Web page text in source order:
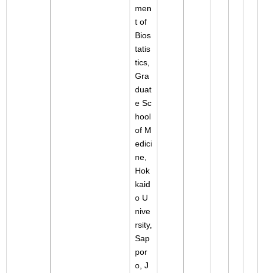
men
t of
Bios
tatis
tics,
Gra
duat
e Sc
hool
of M
edici
ne,
Hok
kaid
o U
nive
rsity,
Sap
por
o, J